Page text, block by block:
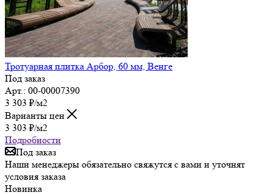
Тротуарная плитка Арбор, 60 мм, Венге
Под заказ
Арт.: 00-00007390
3 303 ₽/м2
Варианты цен
3 303 ₽/м2
Подробности
Под заказ
Наши менеджеры обязательно свяжутся с вами и уточнят
условия заказа
Новинка